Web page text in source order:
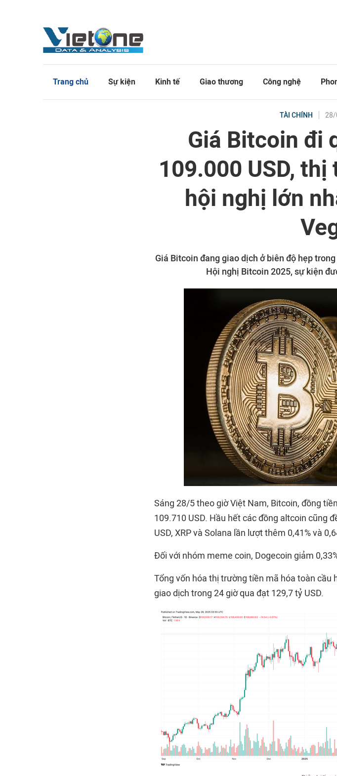
Trang chủ Sự kiện Kinh tế Giao thương Công nghệ
TÀI CHÍNH 28/
Giá Bitcoin đi
109.000 USD,
hội nghị lớn
Giá Bitcoin đang giao dịch ở biên độ hẹp
Hội nghị Bitcoin 2025, sự kiện
Sáng 28/5 theo giờ Việt Nam, Bitcoin, đồng
109.710 USD. Hầu hết các đồng altcoin cũng
USD, XRP và Solana lần lượt thêm 0,41% và
Đối với nhóm meme coin, Dogecoin giảm
Tổng vốn hóa thị trường tiền mã hóa toàn cầu
giao dịch trong 24 giờ qua đạt 129,7 tỷ USD.